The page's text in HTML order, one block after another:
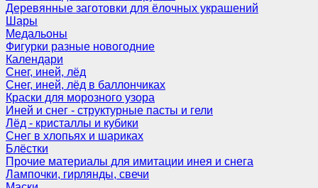
Деревянные заготовки для ёлочных украшений
Шары
Медальоны
Фигурки разные новогодние
Календари
Снег, иней, лёд
Снег, иней, лёд в баллончиках
Краски для морозного узора
Иней и снег - структурные пасты и гели
Лёд - кристаллы и кубики
Снег в хлопьях и шариках
Блёстки
Прочие материалы для имитации инея и снега
Лампочки, гирлянды, свечи